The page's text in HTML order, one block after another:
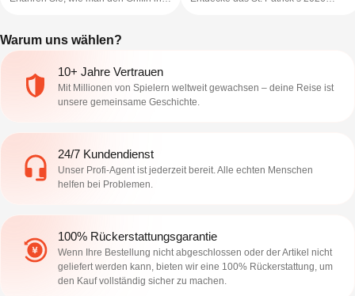
Methoden, um dieses mächtige
geheime Brainrot zu bekommen.
Warum uns wählen?
10+ Jahre Vertrauen
Mit Millionen von Spielern weltweit gewachsen – deine Reise ist
unsere gemeinsame Geschichte.
24/7 Kundendienst
Unser Profi-Agent ist jederzeit bereit. Alle echten Menschen
helfen bei Problemen.
100% Rückerstattungsgarantie
Wenn Ihre Bestellung nicht abgeschlossen oder der Artikel nicht
geliefert werden kann, bieten wir eine 100% Rückerstattung, um
den Kauf vollständig sicher zu machen.